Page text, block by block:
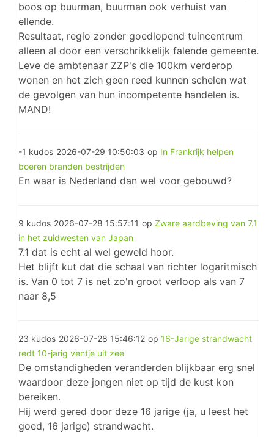
boos op buurman, buurman ook verhuist van
ellende.
Resultaat, regio zonder goedlopend tuincentrum
alleen al door een verschrikkelijk falende gemeente.
Leve de ambtenaar ZZP's die 100km verderop
wonen en het zich geen reed kunnen schelen wat
de gevolgen van hun incompetente handelen is.
MAND!
-1 kudos 2026-07-29 10:50:03 op In Frankrijk helpen
boeren branden bestrijden
En waar is Nederland dan wel voor gebouwd?
9 kudos 2026-07-28 15:57:11 op Zware aardbeving van 7.1
in het zuidwesten van Japan
7.1 dat is echt al wel geweld hoor.
Het blijft kut dat die schaal van richter logaritmisch
is. Van 0 tot 7 is net zo'n groot verloop als van 7
naar 8,5
23 kudos 2026-07-28 15:46:12 op 16-Jarige strandwacht
redt 10-jarig ventje uit zee
De omstandigheden veranderden blijkbaar erg snel
waardoor deze jongen niet op tijd de kust kon
bereiken.
Hij werd gered door deze 16 jarige (ja, u leest het
goed, 16 jarige) strandwacht.